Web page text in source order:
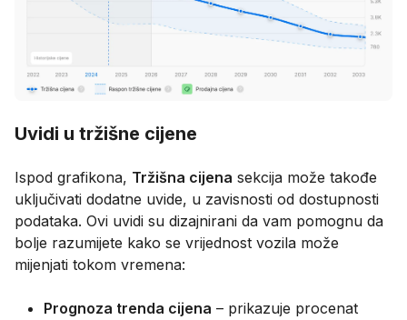
Uvidi u tržišne cijene
Ispod grafikona, Tržišna cijena sekcija može takođe
uključivati dodatne uvide, u zavisnosti od dostupnosti
podataka. Ovi uvidi su dizajnirani da vam pomognu da
bolje razumijete kako se vrijednost vozila može
mijenjati tokom vremena:
Prognoza trenda cijena – prikazuje procenat